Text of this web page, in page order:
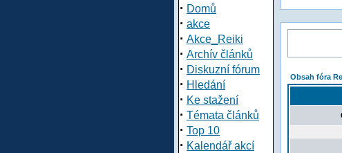
· Domů
· akce
· Akce_Reiki
· Archív článků
· Diskuzní fórum
· Hledání
· Ke stažení
· Témata článků
· Top 10
· Kalendář akcí
Obsah fóra